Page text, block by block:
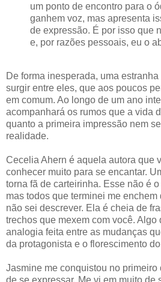
um ponto de encontro para o
ganhem voz, mas apresenta
de expressão. É por isso que
e, por razões pessoais, eu o
De forma inesperada, uma
surgir entre eles, que aos poucos
em comum. Ao longo de um ano
acompanhará os rumos que a vida
quanto a primeira impressão nem
realidade.
Cecelia Ahern é aquela autora que
conhecer muito para se encantar.
torna fã de carteirinha. Esse não é
mas todos que terminei me
não sei descrever. Ela é cheia de
trechos que mexem com você. Algo
analogia feita entre as mudanças
da protagonista e o florescimento
Jasmine me conquistou no primeiro